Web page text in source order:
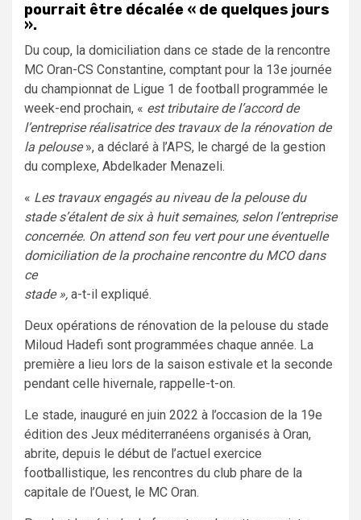
pourrait être décalée « de quelques jours
».
Du coup, la domiciliation dans ce stade de la rencontre
MC Oran-CS Constantine, comptant pour la 13e journée
du championnat de Ligue 1 de football programmée le
week-end prochain, « est tributaire de l’accord de
l’entreprise réalisatrice des travaux de la rénovation de
la pelouse», a déclaré à l’APS, le chargé de la gestion
du complexe, Abdelkader Menazeli.
« Les travaux engagés au niveau de la pelouse du
stade s’étalent de six à huit semaines, selon l’entreprise
concernée. On attend son feu vert pour une éventuelle
domiciliation de la prochaine rencontre du MCO dans
ce
stade », a-t-il expliqué.
Deux opérations de rénovation de la pelouse du stade
Miloud Hadefi sont programmées chaque année. La
première a lieu lors de la saison estivale et la seconde
pendant celle hivernale, rappelle-t-on.
Le stade, inauguré en juin 2022 à l’occasion de la 19e
édition des Jeux méditerranéens organisés à Oran,
abrite, depuis le début de l’actuel exercice
footballistique, les rencontres du club phare de la
capitale de l’Ouest, le MC Oran.